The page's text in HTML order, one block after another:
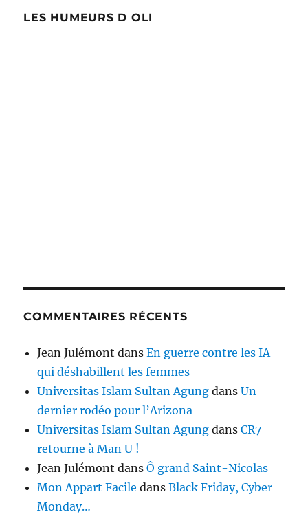
LES HUMEURS D OLI
COMMENTAIRES RÉCENTS
Jean Julémont dansEn guerre contre les IA
qui déshabillent les femmes
Universitas Islam Sultan Agung dansUn
dernier rodéo pour l’Arizona
Universitas Islam Sultan Agung dansCR7
retourne à Man U !
Jean Julémont dansÔ grand Saint-Nicolas
Mon Appart Facile dansBlack Friday, Cyber
Monday…